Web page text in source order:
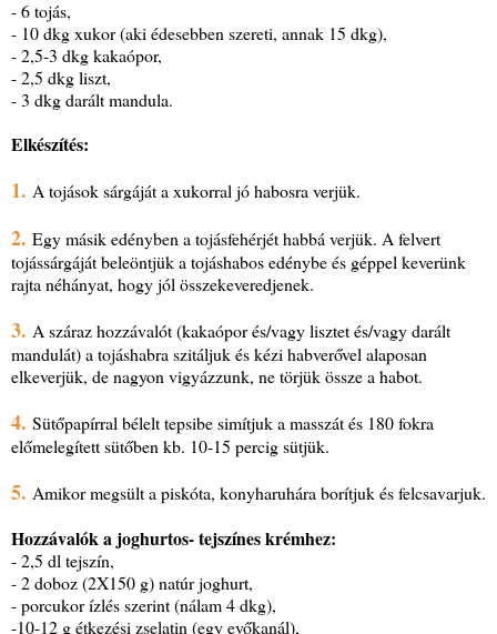
- 6 tojás,
- 10 dkg xukor (aki édesebben szereti, annak 15 dkg),
- 2,5-3 dkg kakaópor,
- 2,5 dkg liszt,
- 3 dkg darált mandula.
Elkészítés:
1. A tojások sárgáját a xukorral jó habosra verjük.
2. Egy másik edényben a tojásfehérjét habbá verjük. A felvert
tojássárgáját beleöntjük a tojáshabos edénybe és géppel keverünk
rajta néhányat, hogy jól összekeveredjenek.
3. A száraz hozzávalót (kakaópor és/vagy lisztet és/vagy darált
mandulát) a tojáshabra szitáljuk és kézi habverővel alaposan
elkeverjük, de nagyon vigyázzunk, ne törjük össze a habot.
4. Sütőpapírral bélelt tepsibe simítjuk a masszát és 180 fokra
előmelegített sütőben kb. 10-15 percig sütjük.
5. Amikor megsült a piskóta, konyharuhára borítjuk és felcsavarjuk.
Hozzávalók a joghurtos- tejszínes krémhez:
- 2,5 dl tejszín,
- 2 doboz (2X150 g) natúr joghurt,
- porcukor ízlés szerint (nálam 4 dkg),
-10-12 g étkezési zselatin (egy evőkanál),